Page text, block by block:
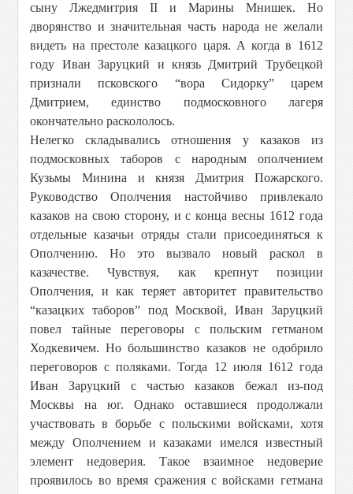
сыну Лжедмитрия II и Марины Мнишек. Но
дворянство и значительная часть народа не желали
видеть на престоле казацкого царя. А когда в 1612
году Иван Заруцкий и князь Дмитрий Трубецкой
признали псковского “вора Сидорку” царем
Дмитрием, единство подмосковного лагеря
окончательно раскололось.
Нелегко складывались отношения у казаков из
подмосковных таборов с народным ополчением
Кузьмы Минина и князя Дмитрия Пожарского.
Руководство Ополчения настойчиво привлекало
казаков на свою сторону, и с конца весны 1612 года
отдельные казачьи отряды стали присоединяться к
Ополчению. Но это вызвало новый раскол в
казачестве. Чувствуя, как крепнут позиции
Ополчения, и как теряет авторитет правительство
“казацких таборов” под Москвой, Иван Заруцкий
повел тайные переговоры с польским гетманом
Ходкевичем. Но большинство казаков не одобрило
переговоров с поляками. Тогда 12 июля 1612 года
Иван Заруцкий с частью казаков бежал из-под
Москвы на юг. Однако оставшиеся продолжали
участвовать в борьбе с польскими войсками, хотя
между Ополчением и казаками имелся известный
элемент недоверия. Такое взаимное недоверие
проявилось во время сражения с войсками гетмана